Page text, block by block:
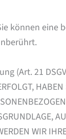
können
(Art. 21
WIR